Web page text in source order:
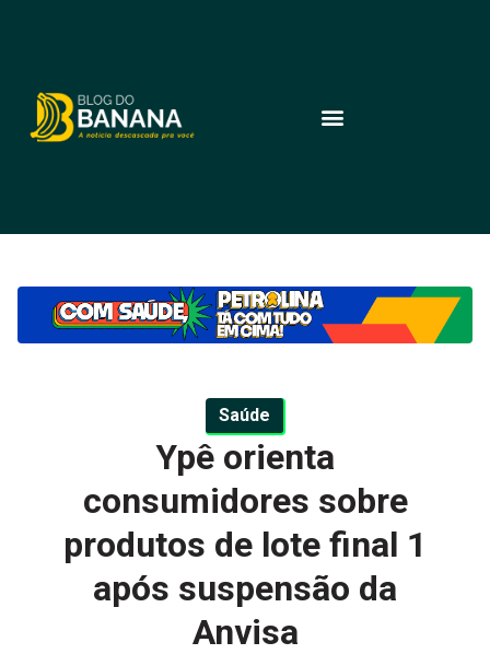
Saúde
Ypê orienta
consumidores sobre
produtos de lote final 1
após suspensão da
Anvisa